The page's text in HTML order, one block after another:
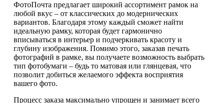
ФотоПочта предлагает широкий ассортимент рамок на
любой вкус – от классических до модернических
вариантов. Благодаря этому каждый сможет найти
идеальную рамку, которая будет гармонично
вписываться в интерьер и подчеркивать красоту и
глубину изображения. Помимо этого, заказав печать
фотографий в рамке, вы получаете возможность выбрать
тип фотобумаги – будь то матовая или глянцевая, что
позволит добиться желаемого эффекта восприятия
вашего фото.
Процесс заказа максимально упрощен и занимает всего